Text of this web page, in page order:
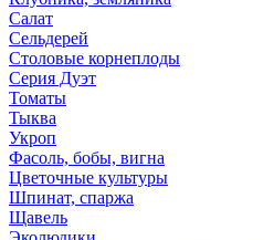
Салат
Сельдерей
Столовые корнеплоды
Серия Дуэт
Томаты
Тыква
Укроп
Фасоль, бобы, вигна
Цветочные культуры
Шпинат, спаржа
Щавель